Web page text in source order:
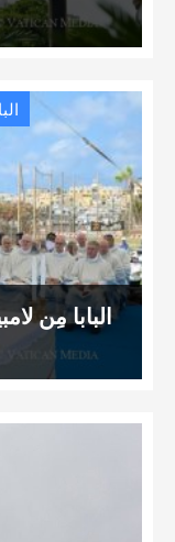
البابا مِن